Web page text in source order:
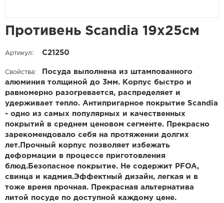
Противень Scandia 19х25см
Артикул: С21250
Свойства:
Посуда выполнена из штампованного
алюминия толщиной до 3мм. Корпус быстро и
равномерно разогревается, распределяет и
удерживает тепло. Антипригарное покрытие Scandia
- одно из самых популярных и качественных
покрытий в среднем ценовом сегменте. Прекрасно
зарекомендовало себя на протяжении долгих
лет.Прочный корпус позволяет избежать
деформации в процессе приготовления
блюд.Безопасное покрытие. Не содержит PFOA,
свинца и кадмия.Эффектный дизайн, легкая и в
тоже время прочная. Прекрасная альтернатива
литой посуде по доступной каждому цене.